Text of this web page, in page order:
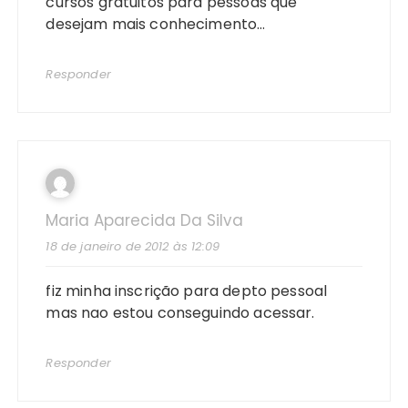
desejam mais conhecimento…
Responder
Maria Aparecida Da Silva
18 de janeiro de 2012 às 12:09
fiz minha inscrição para depto pessoal
mas nao estou conseguindo acessar.
Responder